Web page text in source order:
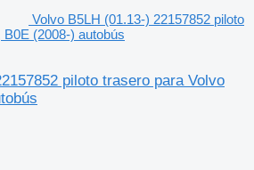
Volvo B5LH (01.13-) 22157852 piloto
(2008-) autobús
piloto trasero para Volvo